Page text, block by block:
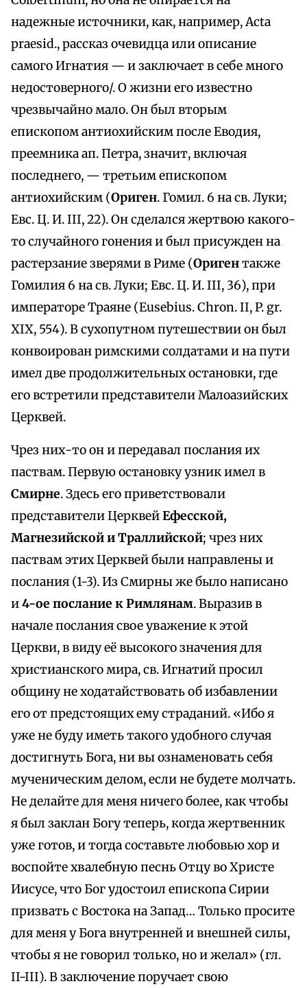
надежные источники, как, например, Acta
praesid., рассказ очевидца или описание
самого Игнатия — и заключает в себе много
недостоверного/. О жизни его известно
чрезвычайно мало. Он был вторым
епископом антиохийским после Еводия,
преемника ап. Петра, значит, включая
последнего, — третьим епископом
антиохийским (Ориген. Гомил. 6 на св. Луки;
Евс. Ц. И. III, 22). Он сделался жертвою какого-
то случайного гонения и был присужден на
растерзание зверями в Риме (Оригентакже
Гомилия 6 на св. Луки; Евс. Ц. И. III, 36), при
императоре Траяне (Eusebius. Chron. II, P. gr.
XIX, 554). В сухопутном путешествии он был
конвоирован римскими солдатами и на пути
имел две продолжительных остановки, где
его встретили представители Малоазийских
Церквей.
Чрез них-то он и передавал послания их
паствам. Первую остановку узник имел в
Смирне. Здесь его приветствовали
представители ЦерквейЕфесской,
Магнезийской и Траллийской; чрез них
паствам этих Церквей были направлены и
послания (1-3). Из Смирны же было написано
и4-ое послание к Римлянам. Выразив в
начале послания свое уважение к этой
Церкви, в виду её высокого значения для
христианского мира, св. Игнатий просил
общину не ходатайствовать об избавлении
его от предстоящих ему страданий. «Ибо я
уже не буду иметь такого удобного случая
достигнуть Бога, ни вы ознаменовать себя
мученическим делом, если не будете молчать.
Не делайте для меня ничего более, как чтобы
я был заклан Богу теперь, когда жертвенник
уже готов, и тогда составьте любовью хор и
воспойте хвалебную песнь Отцу во Христе
Иисусе, что Бог удостоил епископа Сирии
призвать с Востока на Запад… Только просите
для меня у Бога внутренней и внешней силы,
чтобы я не говорил только, но и желал» (гл.
II-III). В заключение поручает свою